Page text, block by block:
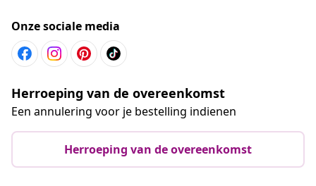
Onze sociale media
Herroeping van de overeenkomst
Een annulering voor je bestelling indienen
Herroeping van de overeenkomst